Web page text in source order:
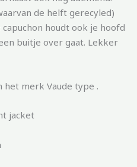
de helft gerecyled)
houdt ook je hoofd
buitje over gaat. Lekker
het merk Vaude type .
jacket